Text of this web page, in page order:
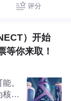
是一
关
当
一
个
示这
评分
）开始
等你来取！
。
核心